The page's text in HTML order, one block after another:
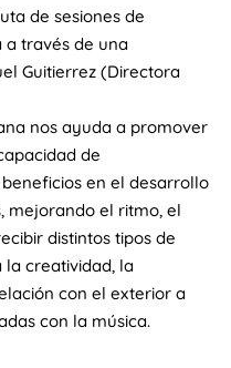
de sesiones de
través de una
Guitierrez (Directora
nos ayuda a promover
de
en el desarrollo
mejorando el ritmo, el
distintos tipos de
la creatividad, la
con el exterior a
con la música.